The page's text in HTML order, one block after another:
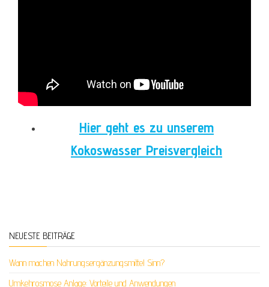
Hier geht es zu unserem
Kokoswasser Preisvergleich
NEUESTE BEITRÄGE
Wann machen Nahrungsergänzungsmittel Sinn?
Umkehrosmose Anlage: Vorteile und Anwendungen